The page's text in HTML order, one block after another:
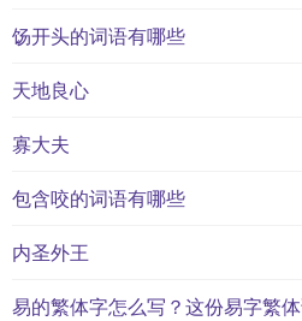
饧开头的词语有哪些
天地良心
寡大夫
包含咬的词语有哪些
内圣外王